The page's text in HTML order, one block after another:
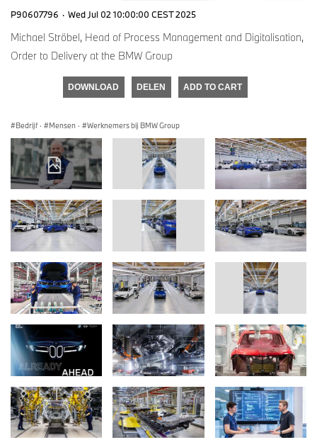
P90607796 · Wed Jul 02 10:00:00 CEST 2025
Michael Ströbel, Head of Process Management and Digitalisation,
Order to Delivery at the BMW Group
DOWNLOAD DELEN ADD TO CART
Bedrijf · Mensen · Werknemers bij BMW Group